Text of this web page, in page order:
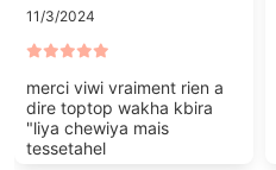
11/3/2024
merci viwi vraiment rien a
dire toptop wakha kbira
"liya chewiya mais
tessetahel